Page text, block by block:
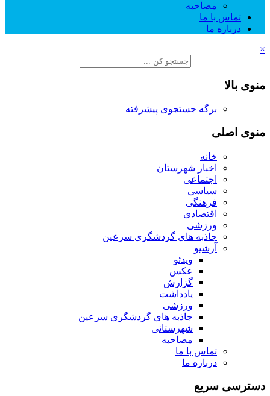
مصاحبه
تماس با ما
درباره ما
×
منوی بالا
برگه جستجوی پیشرفته
منوی اصلی
خانه
اخبار شهرستان
اجتماعی
سیاسی
فرهنگی
اقتصادی
ورزشی
جاذبه های گردشگری سرعین
آرشیو
ویدئو
عکس
گزارش
یادداشت
ورزشی
جاذبه های گردشگری سرعین
شهرستانی
مصاحبه
تماس با ما
درباره ما
دسترسی سریع